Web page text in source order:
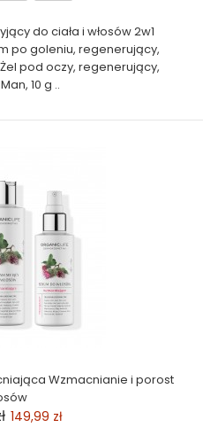
do ciała i włosów 2w1
po goleniu, regenerujący,
pod oczy, regenerujący,
10 g ..
Wzmacnianie i porost
149,99 zł